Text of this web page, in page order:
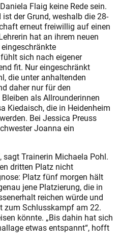
Flaig keine Rede sein.
der Grund, weshalb die 28-
erneut freiwillig auf einen
hat an ihrem neuen
sich nach eigener
fit. Nur eingeschränkt
die unter anhaltenden
daher nur für den
als Allrounderinnen
Kiedaisch, die in Heidenheim
Bei Jessica Preuss
Joanna ein
sagt Trainerin Michaela Pohl.
dritten Platz nicht
Platz fünf morgen hält
jene Platzierung, die in
reichen würde und
zum Schlusskampf am 22.
könnte. „Bis dahin hat sich
etwas ent­spannt“, hofft